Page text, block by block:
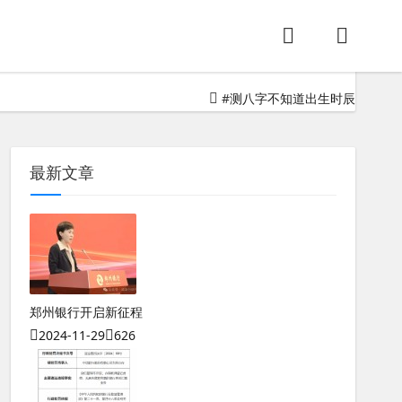
#测八字不知道出生时辰
最新文章
郑州银行开启新征程
2024-11-29 626